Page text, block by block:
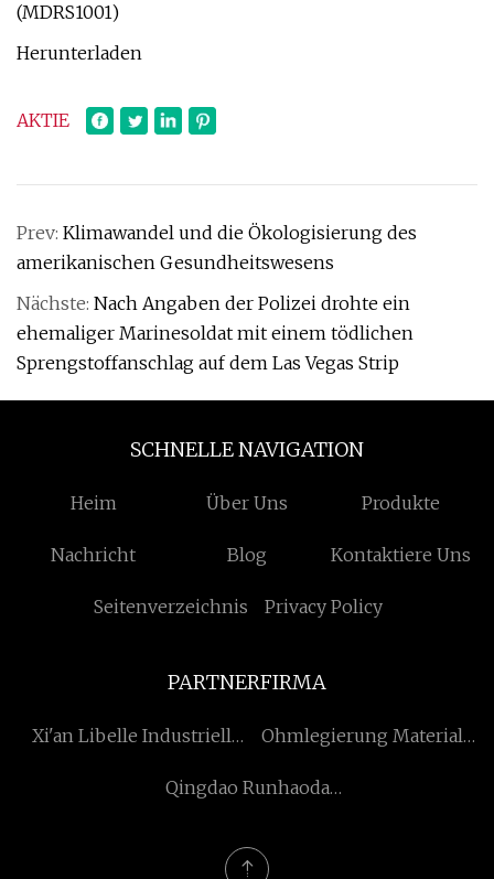
(MDRS1001)
Herunterladen
AKTIE
Prev: Klimawandel und die Ökologisierung des
amerikanischen Gesundheitswesens
Nächste: Nach Angaben der Polizei drohte ein
ehemaliger Marinesoldat mit einem tödlichen
Sprengstoffanschlag auf dem Las Vegas Strip
SCHNELLE NAVIGATION
Heim Über Uns Produkte
Nachricht Blog Kontaktiere Uns
Seitenverzeichnis Privacy Policy
PARTNERFIRMA
Xi'an Libelle Industriell
Technologie Co.,
Ohmlegierung Material
Qingdao Runhaoda